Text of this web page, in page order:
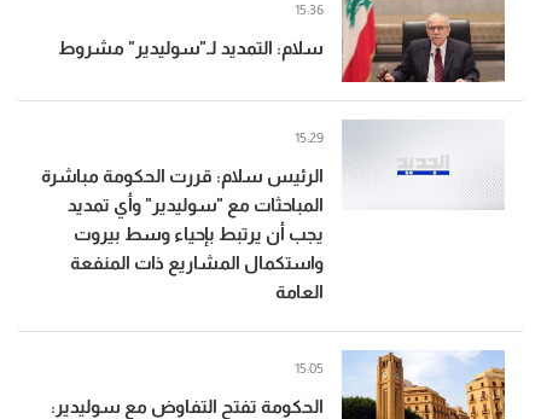
سلام: التمديد لـ"سوليدير" مشروط
15:36
الرئيس سلام: قررت الحكومة مباشرة
المباحثات مع "سوليدير" وأي تمديد
يجب أن يرتبط بإحياء وسط بيروت
واستكمال المشاريع ذات المنفعة
العامة
15:29
الحكومة تفتح التفاوض مع سوليدير:
15:05